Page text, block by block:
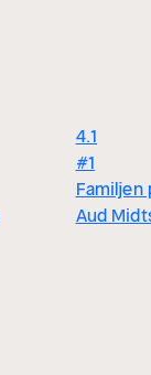
4.1
#1
Familjen
Aud